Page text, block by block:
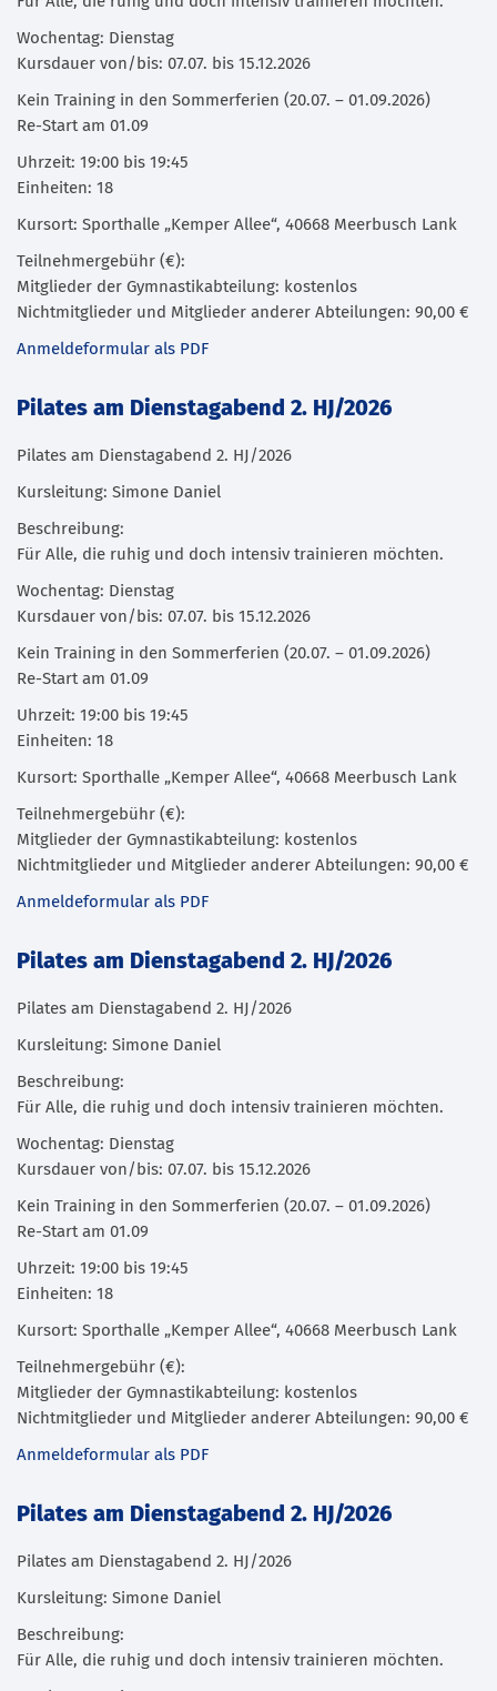
Wochentag: Dienstag
Kursdauer von/bis: 07.07. bis 15.12.2026
Kein Training in den Sommerferien (20.07. – 01.09.2026)
Re-Start am 01.09
Uhrzeit: 19:00 bis 19:45
Einheiten: 18
Kursort: Sporthalle „Kemper Allee“, 40668 Meerbusch Lank
Teilnehmergebühr (€):
Mitglieder der Gymnastikabteilung: kostenlos
Nichtmitglieder und Mitglieder anderer Abteilungen: 90,00 €
Anmeldeformular als PDF
Pilates am Dienstagabend 2. HJ/2026
Pilates am Dienstagabend 2. HJ/2026
Kursleitung: Simone Daniel
Beschreibung:
Für Alle, die ruhig und doch intensiv trainieren möchten.
Wochentag: Dienstag
Kursdauer von/bis: 07.07. bis 15.12.2026
Kein Training in den Sommerferien (20.07. – 01.09.2026)
Re-Start am 01.09
Uhrzeit: 19:00 bis 19:45
Einheiten: 18
Kursort: Sporthalle „Kemper Allee“, 40668 Meerbusch Lank
Teilnehmergebühr (€):
Mitglieder der Gymnastikabteilung: kostenlos
Nichtmitglieder und Mitglieder anderer Abteilungen: 90,00 €
Anmeldeformular als PDF
Pilates am Dienstagabend 2. HJ/2026
Pilates am Dienstagabend 2. HJ/2026
Kursleitung: Simone Daniel
Beschreibung:
Für Alle, die ruhig und doch intensiv trainieren möchten.
Wochentag: Dienstag
Kursdauer von/bis: 07.07. bis 15.12.2026
Kein Training in den Sommerferien (20.07. – 01.09.2026)
Re-Start am 01.09
Uhrzeit: 19:00 bis 19:45
Einheiten: 18
Kursort: Sporthalle „Kemper Allee“, 40668 Meerbusch Lank
Teilnehmergebühr (€):
Mitglieder der Gymnastikabteilung: kostenlos
Nichtmitglieder und Mitglieder anderer Abteilungen: 90,00 €
Anmeldeformular als PDF
Pilates am Dienstagabend 2. HJ/2026
Pilates am Dienstagabend 2. HJ/2026
Kursleitung: Simone Daniel
Beschreibung:
Für Alle, die ruhig und doch intensiv trainieren möchten.